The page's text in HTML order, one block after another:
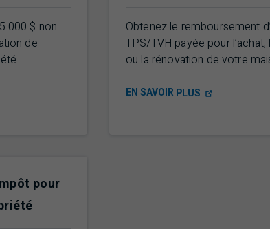
5 000 $ non
de
Obtenez le remboursement
TPS/TVH payée pour
ou la rénovation de votre
EN SAVOIR PLUS
pour